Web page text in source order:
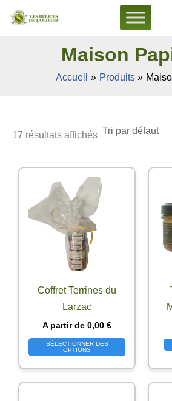
Aller
Maison
Accueil Produits
17 résultats affichés
Coffret Terrines du
Larzac
A partir de 0,00 €
SÉLECTIONNER DES
OPTIONS